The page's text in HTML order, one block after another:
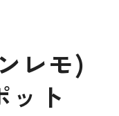
レモ)
ット